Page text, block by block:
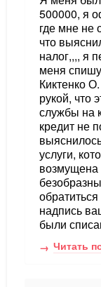
500000, я
где мне не
что
налог,,,, я
меня
Киктенко
рукой, что
службы на
кредит не
услуги,
надпись
были
Читать